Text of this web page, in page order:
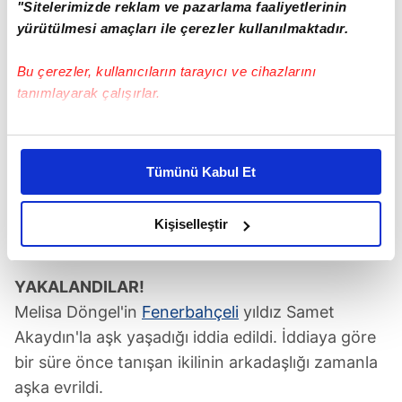
"Sitelerimizde reklam ve pazarlama faaliyetlerinin
yürütülmesi amaçları ile çerezler kullanılmaktadır.
Bu çerezler, kullanıcıların tarayıcı ve cihazlarını
tanımlayarak çalışırlar.
Bu çerezlere izin vermeniz halinde sizlere özel
daha iyi reklam deneyimi yaşatabiliriz. Bunu yaparken
amacımızın size daha iyi bir reklam deneyimi sunmak
olduğunu ve sizlere en iyi içerikleri sunabilmek adına
elimizden gelen çabayı gösterdiğimizi ve bu noktada,
reklamların maliyetlerimizi karşılamak noktasında tek gelir
kalemimiz olduğunu sizlere hatırlatmak isteriz.
Her halükârda, kullanıcılar, bu çerezlere izin vermedikleri
takdirde, kullanıcılara hedefli reklamlar
gösterilmeyecektir."
Tümünü Kabul Et
Kişiselleştir
YAKALANDILAR!
Melisa Döngel'in Fenerbahçeli yıldız Samet
Akaydın'la aşk yaşadığı iddia edildi. İddiaya göre
bir süre önce tanışan ikilinin arkadaşlığı zamanla
aşka evrildi.